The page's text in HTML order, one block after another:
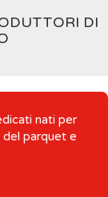
DI
nati per
del parquet e